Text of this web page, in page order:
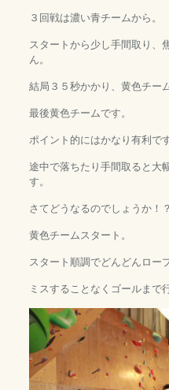
３回戦は濃い青チームから。
スタートから少し手間取り、
ん。
結局３５秒かかり、黄色チー
最後黄色チームです。
ポイント的にはかなり有利で
途中で落ちたり手間取ると大
す。
さてどうなるのでしょうか！？
黄色チームスタート。
スタート順調でどんどんロー
ミスすることなくゴールまで